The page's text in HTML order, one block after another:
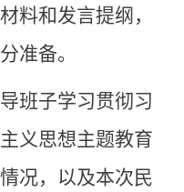
料和发言提纲，
准备。
班子学习贯彻习
义思想主题教育
况，以及本次民